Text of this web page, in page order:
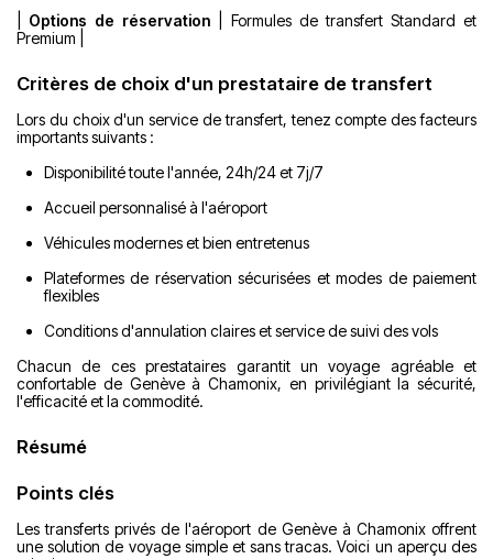
Options de réservation | Formules de transfert Standard et
Premium |
Critères de choix d'un prestataire de transfert
Lors du choix d'un service de transfert, tenez compte des facteurs
importants suivants :
Disponibilité toute l'année, 24h/24 et 7j/7
Accueil personnalisé à l'aéroport
Véhicules modernes et bien entretenus
Plateformes de réservation sécurisées et modes de paiement
flexibles
Conditions d'annulation claires et service de suivi des vols
Chacun de ces prestataires garantit un voyage agréable et
confortable de Genève à Chamonix, en privilégiant la sécurité,
l'efficacité et la commodité.
Résumé
Points clés
Les transferts privés de l'aéroport de Genève à Chamonix offrent
une solution de voyage simple et sans tracas. Voici un aperçu des